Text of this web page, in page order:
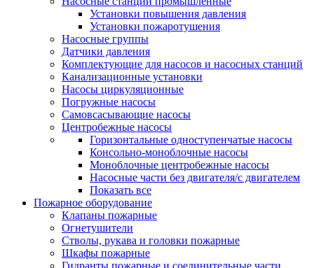
Установки повышения давления
Установки пожаротушения
Насосные группы
Датчики давления
Комплектующие для насосов и насосных станций
Канализационные установки
Насосы циркуляционные
Погружные насосы
Самовсасывающие насосы
Центробежные насосы
Горизонтальные одноступенчатые насосы
Консольно-моноблочные насосы
Моноблочные центробежные насосы
Насосные части без двигателя/с двигателем
Показать все
Пожарное оборудование
Клапаны пожарные
Огнетушители
Стволы, рукава и головки пожарные
Шкафы пожарные
Гидранты пожарные и соединительные части